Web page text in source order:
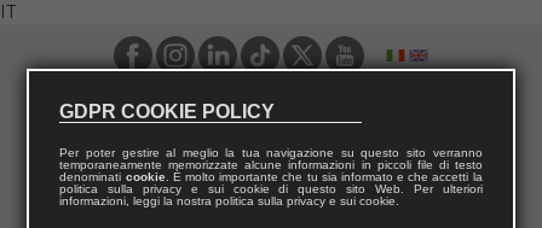
IT
GDPR COOKIE POLICY
Per poter gestire al meglio la tua navigazione su questo sito verranno
temporaneamente memorizzate alcune informazioni in piccoli file di testo
denominati cookie. È molto importante che tu sia informato e che accetti la
politica sulla privacy e sui cookie di questo sito Web. Per ulteriori
informazioni, leggi la nostra politica sulla privacy e sui cookie.